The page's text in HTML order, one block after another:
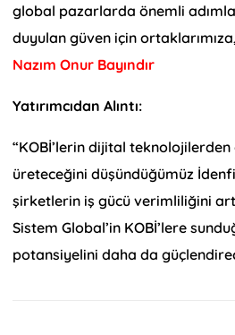
global pazarlarda önemli
duyulan güven için
Nazım Onur Bayındır
Yatırımcıdan Alıntı:
“KOBİ’lerin dijital
üreteceğini düşündüğümüz
şirketlerin iş gücü verimliliğini
Sistem Global’in KOBİ’lere
potansiyelini daha da